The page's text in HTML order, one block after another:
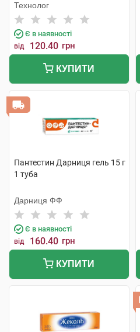
Технолог
Є в наявності
від 120.40 грн
КУПИТИ
Пантестин Дарниця гель 15 г
1 туба
Дарниця ФФ
Є в наявності
від 160.40 грн
КУПИТИ